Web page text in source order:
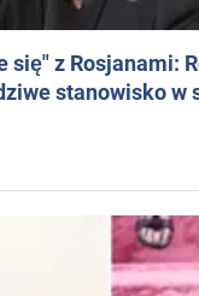
z Rosjanami:
stanowisko w